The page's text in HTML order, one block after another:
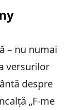
– nu numai
versurilor
despre
„F-me